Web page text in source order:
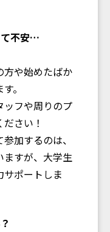
て不安…
方や始めたばか
。
ッフや周りのプ
さい！
加するのは、
ますが、大学生
ポートしま